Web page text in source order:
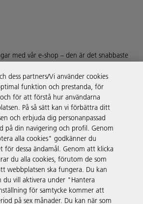
med vår e-shop – den är det snabbaste
tjänster
dess partners/Vi använder cookies
funktion och prestanda, för
för att förstå hur användarna
På så sätt kan vi förbättra ditt
och erbjuda dig personanpassad
på din navigering och profil. Genom
alla cookies" godkänner du
för dessa ändamål. Genom att klicka
du alla cookies, förutom de som
webbplatsen ska fungera. Du kan
du vill aktivera under "Hantera
för samtycke kommer att
på sex månader. Du kan när som